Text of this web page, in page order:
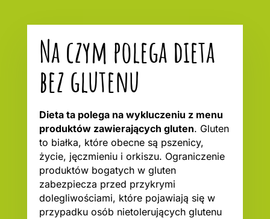
Na czym polega dieta
bez glutenu
Dieta ta polega na wykluczeniu z menu
produktów zawierających gluten. Gluten
to białka, które obecne są pszenicy,
życie, jęczmieniu i orkiszu. Ograniczenie
produktów bogatych w gluten
zabezpiecza przed przykrymi
dolegliwościami, które pojawiają się w
przypadku osób nietolerujących glutenu